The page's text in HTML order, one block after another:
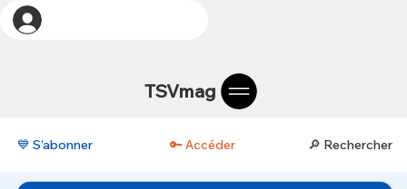
TSVmag
💙 S’abonner 🔑 Accéder 🔎 Rechercher